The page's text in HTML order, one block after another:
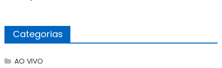
Categorias
AO VIVO